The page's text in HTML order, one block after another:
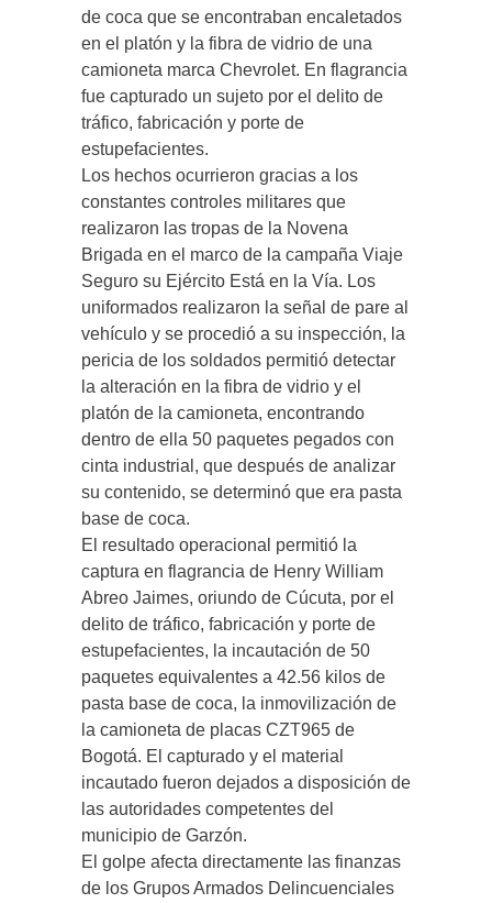
de coca que se encontraban encaletados
en el platón y la fibra de vidrio de una
camioneta marca Chevrolet. En flagrancia
fue capturado un sujeto por el delito de
tráfico, fabricación y porte de
estupefacientes.
Los hechos ocurrieron gracias a los
constantes controles militares que
realizaron las tropas de la Novena
Brigada en el marco de la campaña Viaje
Seguro su Ejército Está en la Vía. Los
uniformados realizaron la señal de pare al
vehículo y se procedió a su inspección, la
pericia de los soldados permitió detectar
la alteración en la fibra de vidrio y el
platón de la camioneta, encontrando
dentro de ella 50 paquetes pegados con
cinta industrial, que después de analizar
su contenido, se determinó que era pasta
base de coca.
El resultado operacional permitió la
captura en flagrancia de Henry William
Abreo Jaimes, oriundo de Cúcuta, por el
delito de tráfico, fabricación y porte de
estupefacientes, la incautación de 50
paquetes equivalentes a 42.56 kilos de
pasta base de coca, la inmovilización de
la camioneta de placas CZT965 de
Bogotá. El capturado y el material
incautado fueron dejados a disposición de
las autoridades competentes del
municipio de Garzón.
El golpe afecta directamente las finanzas
de los Grupos Armados Delincuenciales